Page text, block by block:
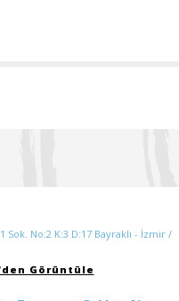
Sok. No:2 K:3 D:17 Bayraklı - İzmir /
Görüntüle